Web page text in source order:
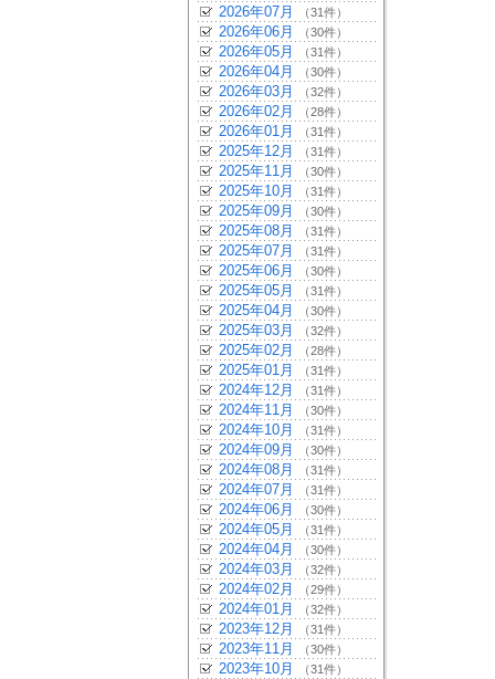
2026年07月 （31件）
2026年06月 （30件）
2026年05月 （31件）
2026年04月 （30件）
2026年03月 （32件）
2026年02月 （28件）
2026年01月 （31件）
2025年12月 （31件）
2025年11月 （30件）
2025年10月 （31件）
2025年09月 （30件）
2025年08月 （31件）
2025年07月 （31件）
2025年06月 （30件）
2025年05月 （31件）
2025年04月 （30件）
2025年03月 （32件）
2025年02月 （28件）
2025年01月 （31件）
2024年12月 （31件）
2024年11月 （30件）
2024年10月 （31件）
2024年09月 （30件）
2024年08月 （31件）
2024年07月 （31件）
2024年06月 （30件）
2024年05月 （31件）
2024年04月 （30件）
2024年03月 （32件）
2024年02月 （29件）
2024年01月 （32件）
2023年12月 （31件）
2023年11月 （30件）
2023年10月 （31件）